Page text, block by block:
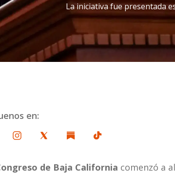
La iniciativa fue presentada
en:
de Baja California comenzó a